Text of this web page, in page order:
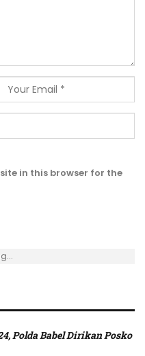
in this browser for the
Polda Babel Dirikan Posko